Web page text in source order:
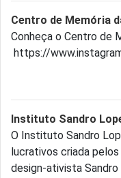
Centro de Memória
Conheça o Centro de
https://
Instituto Sandro
O Instituto Sandro
lucrativos criada
design-ativista